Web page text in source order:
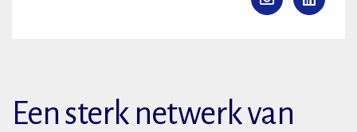
Een sterk netwerk van